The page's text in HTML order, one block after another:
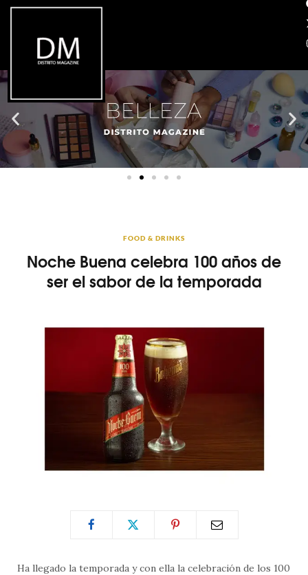
FOOD & DRINKS
Noche Buena celebra 100 años de
ser el sabor de la temporada
Ha llegado la temporada y con ella la celebración de los 100